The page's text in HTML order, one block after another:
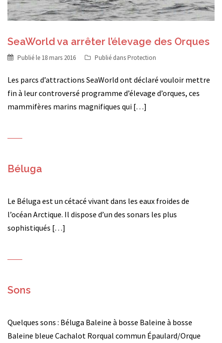
SeaWorld va arrêter l’élevage des Orques
Publié le 18 mars 2016 Publié dans Protection
Les parcs d’attractions SeaWorld ont déclaré vouloir mettre
fin à leur controversé programme d’élevage d’orques, ces
mammifères marins magnifiques qui […]
Béluga
Le Béluga est un cétacé vivant dans les eaux froides de
l’océan Arctique. Il dispose d’un des sonars les plus
sophistiqués […]
Sons
Quelques sons : Béluga Baleine à bosse Baleine à bosse
Baleine bleue Cachalot Rorqual commun Épaulard/Orque